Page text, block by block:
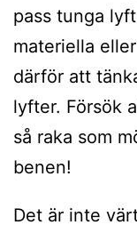
pass tunga
materiella
därför att
lyfter. Försök
så raka som
benen!
Det är inte